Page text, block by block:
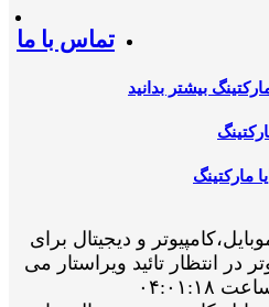
بیشتر بدانید
مارکتینگ
تماس با ما
و دیجیتال برای
انتظار تائید ویراستار می